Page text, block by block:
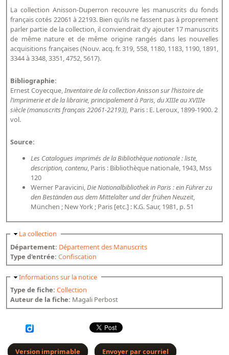
Revue de la Bibliothèque nationale de France
Directeurs de la Bibliothèque nationale du XIVe siècle à nos jours
Listes et biographies des directeurs de départements
Implantations de la Bibliothèque nationale de France
La Bibliothèque nationale de France à livre ouvert
Richelieu, Bibliothèques - Musée - Galeries
Gallica - Son histoire
Appels
Appel à chercheurs : bourse Comité d’histoire de la BnF
Appel à projets
Faire une suggestion de recherche
Fournir un témoignage et/ou un document
La collection Anisson-Duperron recouvre les manuscrits du fonds
français cotés 22061 à 22193. Bien qu’ils ne fassent pas à proprement
parler partie de la collection, il conviendrait d’y ajouter 17 manuscrits
de même nature et de même origine rangés dans les nouvelles
acquisitions françaises (Nouv. acq. fr. 319, 558, 1180, 1183, 1190, 1891,
3344 à 3348, 3351, 4752, 5617).
Bibliographie:
Ernest Coyecque,Inventaire de la collection Anisson sur l’histoire de
l’imprimerie et de la librairie, principalement à Paris, du XIIIe au XVIIIe
siècle (manuscrits français 22061-22193), Paris : E. Leroux, 1899-1900. 2
vol.
Source:
Les Catalogues imprimés de la Bibliothèque nationale : liste,
description, contenu, Paris : Bibliothèque nationale, 1943, Mss
120
Werner Paravicini,Die Nationalbibliothek in Paris : ein Führer zu
den Beständen aus dem Mittelalter und der frühen Neuzeit,
München ; New York ; Paris [etc.] : K.G. Saur, 1981, p. 51
Masquer
La collection
Département: Département des Manuscrits
Type d'entrée:Confiscation
Masquer
Informations sur la notice
Type de fiche:Collection
Auteur de la fiche: Magali Perbost
Version imprimable Envoyer par courriel